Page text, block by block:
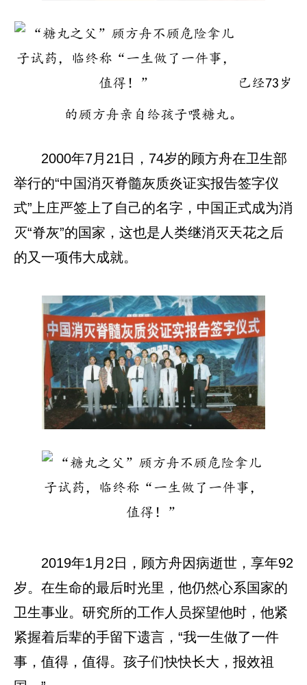
已经73岁
的顾方舟亲自给孩子喂糖丸。
2000年7月21日，74岁的顾方舟在卫生部
举行的“中国消灭脊髓灰质炎证实报告签字仪
式”上庄严签上了自己的名字，中国正式成为消
灭“脊灰”的国家，这也是人类继消灭天花之后
的又一项伟大成就。
2019年1月2日，顾方舟因病逝世，享年92
岁。在生命的最后时光里，他仍然心系国家的
卫生事业。研究所的工作人员探望他时，他紧
紧握着后辈的手留下遗言，“我一生做了一件
事，值得，值得。孩子们快快长大，报效祖